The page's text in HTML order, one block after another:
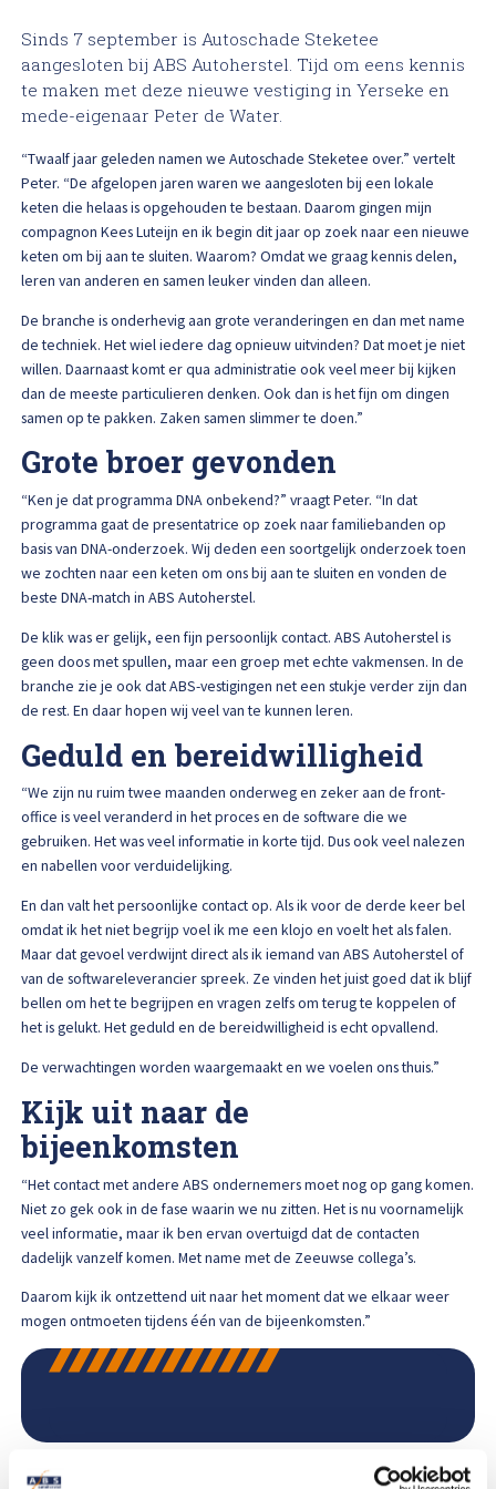
Lakschade herstellen
Steenslag herstellen
Velgen herstellen
Hagelschade herstellen
Total loss
Afspraak maken
Bel ons op: 0900 - 6611111
Sinds 7 september is Autoschade Steketee
aangesloten bij ABS Autoherstel. Tijd om eens kennis
te maken met deze nieuwe vestiging in Yerseke en
mede-eigenaar Peter de Water.
“Twaalf jaar geleden namen we Autoschade Steketee over.” vertelt
Peter. “De afgelopen jaren waren we aangesloten bij een lokale
keten die helaas is opgehouden te bestaan. Daarom gingen mijn
compagnon Kees Luteijn en ik begin dit jaar op zoek naar een nieuwe
keten om bij aan te sluiten. Waarom? Omdat we graag kennis delen,
leren van anderen en samen leuker vinden dan alleen.
De branche is onderhevig aan grote veranderingen en dan met name
de techniek. Het wiel iedere dag opnieuw uitvinden? Dat moet je niet
willen. Daarnaast komt er qua administratie ook veel meer bij kijken
dan de meeste particulieren denken. Ook dan is het fijn om dingen
samen op te pakken. Zaken samen slimmer te doen.”
Grote broer gevonden
“Ken je dat programma DNA onbekend?” vraagt Peter. “In dat
programma gaat de presentatrice op zoek naar familiebanden op
basis van DNA-onderzoek. Wij deden een soortgelijk onderzoek toen
we zochten naar een keten om ons bij aan te sluiten en vonden de
beste DNA-match in ABS Autoherstel.
De klik was er gelijk, een fijn persoonlijk contact. ABS Autoherstel is
geen doos met spullen, maar een groep met echte vakmensen. In de
branche zie je ook dat ABS-vestigingen net een stukje verder zijn dan
de rest. En daar hopen wij veel van te kunnen leren.
Geduld en bereidwilligheid
“We zijn nu ruim twee maanden onderweg en zeker aan de front-
office is veel veranderd in het proces en de software die we
gebruiken. Het was veel informatie in korte tijd. Dus ook veel nalezen
en nabellen voor verduidelijking.
En dan valt het persoonlijke contact op. Als ik voor de derde keer bel
omdat ik het niet begrijp voel ik me een klojo en voelt het als falen.
Maar dat gevoel verdwijnt direct als ik iemand van ABS Autoherstel of
van de softwareleverancier spreek. Ze vinden het juist goed dat ik blijf
bellen om het te begrijpen en vragen zelfs om terug te koppelen of
het is gelukt. Het geduld en de bereidwilligheid is echt opvallend.
De verwachtingen worden waargemaakt en we voelen ons thuis.”
Kijk uit naar de
bijeenkomsten
“Het contact met andere ABS ondernemers moet nog op gang komen.
Niet zo gek ook in de fase waarin we nu zitten. Het is nu voornamelijk
veel informatie, maar ik ben ervan overtuigd dat de contacten
dadelijk vanzelf komen. Met name met de Zeeuwse collega’s.
Daarom kijk ik ontzettend uit naar het moment dat we elkaar weer
mogen ontmoeten tijdens één van de bijeenkomsten.”